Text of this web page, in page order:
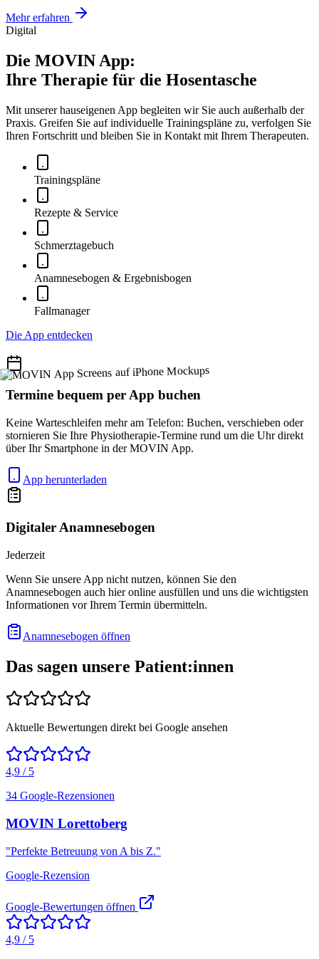
Mehr erfahren
Digital
Die MOVIN App:
Ihre Therapie für die Hosentasche
Mit unserer hauseigenen App begleiten wir Sie auch außerhalb der
Praxis. Greifen Sie auf individuelle Trainingspläne zu, verfolgen Sie
Ihren Fortschritt und bleiben Sie in Kontakt mit Ihrem Therapeuten.
Trainingspläne
Rezepte & Service
Schmerztagebuch
Anamnesebogen & Ergebnisbogen
Fallmanager
Die App entdecken
Termine bequem per App buchen
Keine Warteschleifen mehr am Telefon: Buchen, verschieben oder
stornieren Sie Ihre Physiotherapie-Termine rund um die Uhr direkt
über Ihr Smartphone in der MOVIN App.
App herunterladen
Digitaler Anamnesebogen
Jederzeit
Wenn Sie unsere App nicht nutzen, können Sie den
Anamnesebogen auch hier online ausfüllen und uns die wichtigsten
Informationen vor Ihrem Termin übermitteln.
Anamnesebogen öffnen
Das sagen unsere Patient:innen
Aktuelle Bewertungen direkt bei Google ansehen
4,9 / 5
34 Google-Rezensionen
MOVIN Lorettoberg
"Perfekte Betreuung von A bis Z."
Google-Rezension
Google-Bewertungen öffnen
4,9 / 5